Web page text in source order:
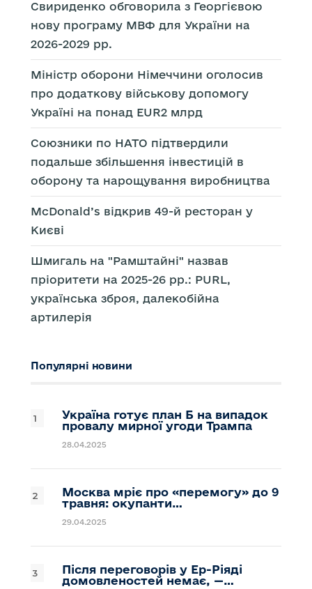
Свириденко обговорила з Георгієвою
нову програму МВФ для України на
2026-2029 рр.
Міністр оборони Німеччини оголосив
про додаткову військову допомогу
Україні на понад EUR2 млрд
Союзники по НАТО підтвердили
подальше збільшення інвестицій в
оборону та нарощування виробництва
McDonald’s відкрив 49-й ресторан у
Києві
Шмигаль на "Рамштайні" назвав
пріоритети на 2025-26 рр.: PURL,
українська зброя, далекобійна
артилерія
Популярні новини
Україна готує план Б на випадок
провалу мирної угоди Трампа
28.04.2025
Москва мріє про «перемогу» до 9
травня: окупанти…
29.04.2025
Після переговорів у Ер-Ріяді
домовленостей немає, —…